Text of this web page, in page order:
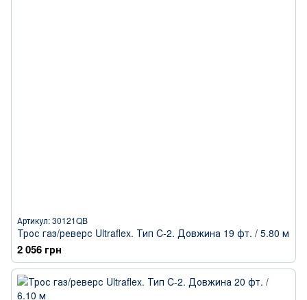
Артикул: 30121QB
Трос газ/реверс Ultraflex. Тип C-2. Довжина 19 фт. / 5.80 м
2 056 грн